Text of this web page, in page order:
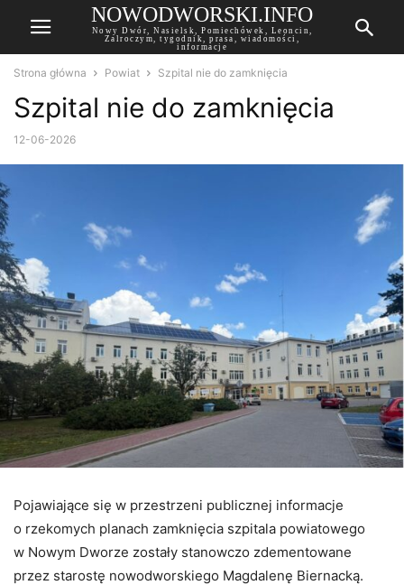
NOWODWORSKI.INFO
Nowy Dwór, Nasielsk, Pomiechówek, Leoncin,
Zalroczym, tygodnik, prasa, wiadomości,
informacje
Strona główna Powiat Szpital nie do zamknięcia
Szpital nie do zamknięcia
12-06-2026
Pojawiające się w przestrzeni publicznej informacje
o rzekomych planach zamknięcia szpitala powiatowego
w Nowym Dworze zostały stanowczo zdementowane
przez starostę nowodworskiego Magdalenę Biernacką.